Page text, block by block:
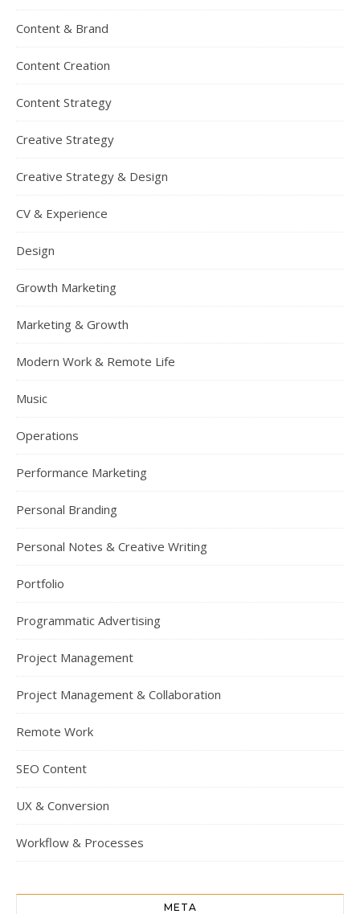
Content & Brand
Content Creation
Content Strategy
Creative Strategy
Creative Strategy & Design
CV & Experience
Design
Growth Marketing
Marketing & Growth
Modern Work & Remote Life
Music
Operations
Performance Marketing
Personal Branding
Personal Notes & Creative Writing
Portfolio
Programmatic Advertising
Project Management
Project Management & Collaboration
Remote Work
SEO Content
UX & Conversion
Workflow & Processes
META